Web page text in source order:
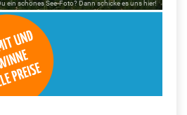
ein schönes See-Foto? Dann schicke es uns hier!